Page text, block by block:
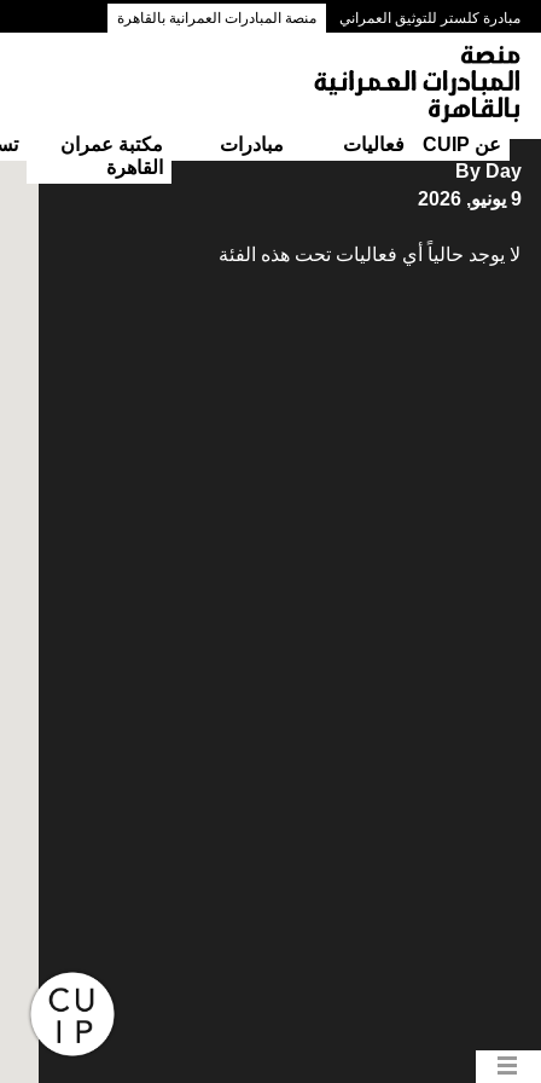
مبادرة كلستر للتوثيق العمراني منصة المبادرات العمرانية بالقاهرة
ممرات وسط البلد بالقاهرة
عن CUIP فعاليات مبادرات
مكتبة عمران
القاهرة
By Day
9 يونيو, 2026
لا يوجد حالياً أي فعاليات تحت هذه الفئة